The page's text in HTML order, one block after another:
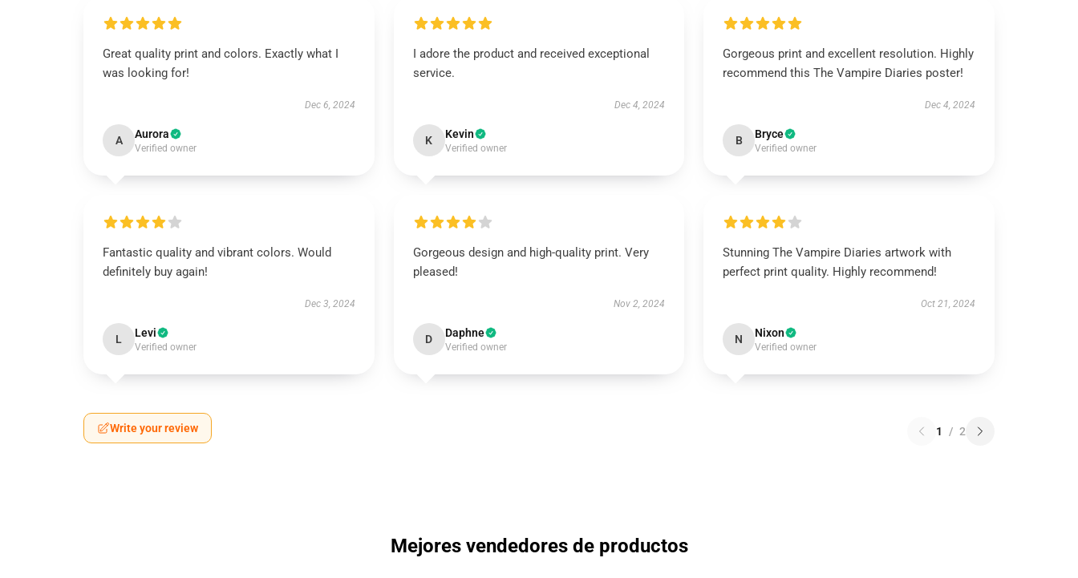
Great quality print and colors. Exactly what I
was looking for!
Dec 6, 2024
A Aurora
Verified owner
I adore the product and received exceptional
service.
Dec 4, 2024
K Kevin
Verified owner
Gorgeous print and excellent resolution. Highly
recommend this The Vampire Diaries poster!
Dec 4, 2024
B Bryce
Verified owner
Fantastic quality and vibrant colors. Would
definitely buy again!
Dec 3, 2024
L Levi
Verified owner
Gorgeous design and high-quality print. Very
pleased!
Nov 2, 2024
D Daphne
Verified owner
Stunning The Vampire Diaries artwork with
perfect print quality. Highly recommend!
Oct 21, 2024
N Nixon
Verified owner
Write your review 1 / 2
Mejores vendedores de productos